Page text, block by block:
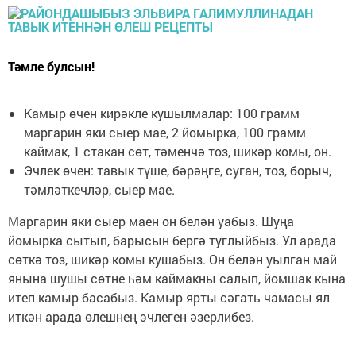
Тәмле булсын!
Камыр өчен кирәкле кушылмалар: 100 грамм
маргарин яки сыер мае, 2 йомырка, 100 грамм
каймак, 1 стакан сөт, тәменчә тоз, шикәр комы, он.
Эчлек өчен: тавык түше, бәрәңге, суган, тоз, борыч,
тәмләткечләр, сыер мае.
Маргарин яки сыер маен он белән уабыз. Шуңа
йомырка сытып, барысын бергә туглыйбыз. Ул арада
сөткә тоз, шикәр комы кушабыз. Он белән уылган май
янына шушы сөтне һәм каймакны салып, йомшак кына
итеп камыр басабыз. Камыр ярты сәгать чамасы ял
иткән арада өлешнең эчлеген әзерлибез.